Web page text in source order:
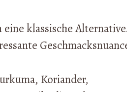
klassische
Koriander,